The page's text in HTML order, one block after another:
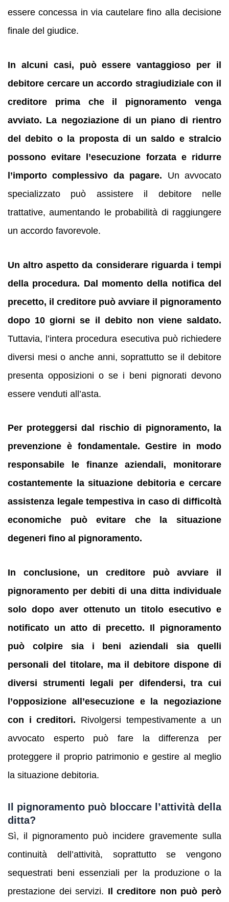
essere concessa in via cautelare fino alla decisione
finale del giudice.
In alcuni casi, può essere vantaggioso per il
debitore cercare un accordo stragiudiziale con il
creditore prima che il pignoramento venga
avviato. La negoziazione di un piano di rientro
del debito o la proposta di un saldo e stralcio
possono evitare l’esecuzione forzata e ridurre
l’importo complessivo da pagare. Un avvocato
specializzato può assistere il debitore nelle
trattative, aumentando le probabilità di raggiungere
un accordo favorevole.
Un altro aspetto da considerare riguarda i tempi
della procedura. Dal momento della notifica del
precetto, il creditore può avviare il pignoramento
dopo 10 giorni se il debito non viene saldato.
Tuttavia, l’intera procedura esecutiva può richiedere
diversi mesi o anche anni, soprattutto se il debitore
presenta opposizioni o se i beni pignorati devono
essere venduti all’asta.
Per proteggersi dal rischio di pignoramento, la
prevenzione è fondamentale. Gestire in modo
responsabile le finanze aziendali, monitorare
costantemente la situazione debitoria e cercare
assistenza legale tempestiva in caso di difficoltà
economiche può evitare che la situazione
degeneri fino al pignoramento.
In conclusione, un creditore può avviare il
pignoramento per debiti di una ditta individuale
solo dopo aver ottenuto un titolo esecutivo e
notificato un atto di precetto. Il pignoramento
può colpire sia i beni aziendali sia quelli
personali del titolare, ma il debitore dispone di
diversi strumenti legali per difendersi, tra cui
l’opposizione all’esecuzione e la negoziazione
con i creditori. Rivolgersi tempestivamente a un
avvocato esperto può fare la differenza per
proteggere il proprio patrimonio e gestire al meglio
la situazione debitoria.
Il pignoramento può bloccare l’attività della
ditta?
Sì, il pignoramento può incidere gravemente sulla
continuità dell’attività, soprattutto se vengono
sequestrati beni essenziali per la produzione o la
prestazione dei servizi. Il creditore non può però